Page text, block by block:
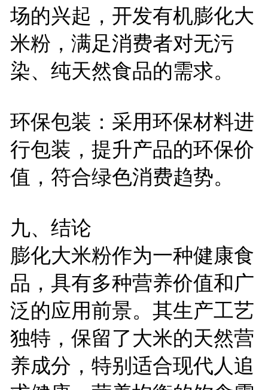
场的兴起，开发有机膨化大
米粉，满足消费者对无污
染、纯天然食品的需求。
环保包装：采用环保材料进
行包装，提升产品的环保价
值，符合绿色消费趋势。
九、结论
膨化大米粉作为一种健康食
品，具有多种营养价值和广
泛的应用前景。其生产工艺
独特，保留了大米的天然营
养成分，特别适合现代人追